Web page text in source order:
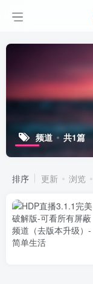
频道 共1篇
排序 更新 浏览